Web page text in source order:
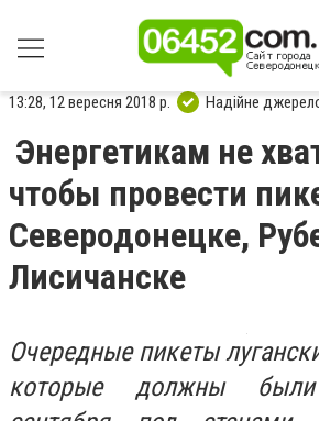
13:28, 12 вересня 2018 р. Надійне
Энергетикам не
чтобы провести
Северодонецке,
Лисичанске
Очередные пикеты
которые должны